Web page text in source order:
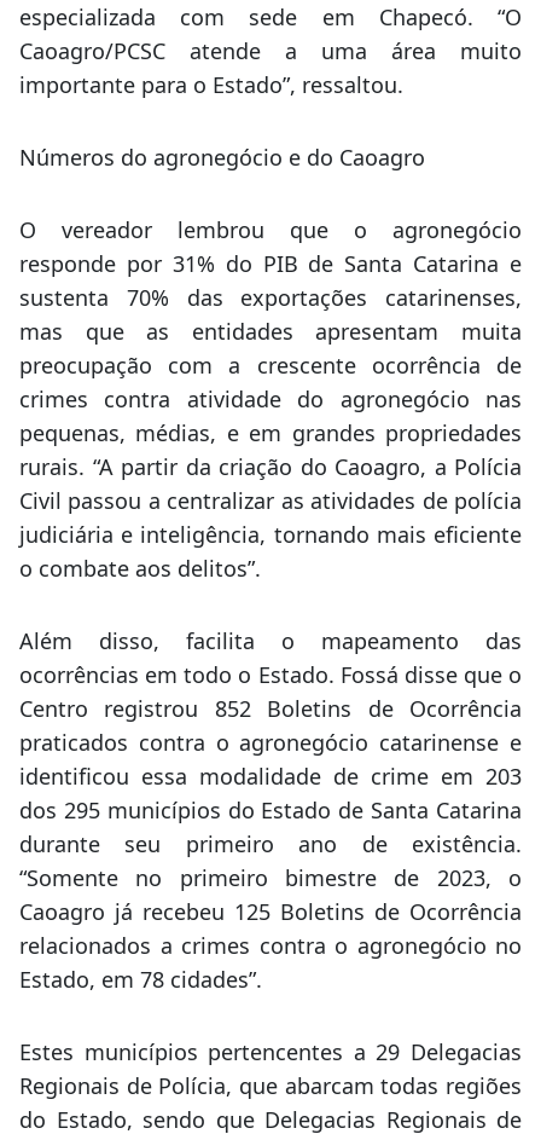
especializada com sede em Chapecó. “O
Caoagro/PCSC atende a uma área muito
importante para o Estado”, ressaltou.
Números do agronegócio e do Caoagro
O vereador lembrou que o agronegócio
responde por 31% do PIB de Santa Catarina e
sustenta 70% das exportações catarinenses,
mas que as entidades apresentam muita
preocupação com a crescente ocorrência de
crimes contra atividade do agronegócio nas
pequenas, médias, e em grandes propriedades
rurais. “A partir da criação do Caoagro, a Polícia
Civil passou a centralizar as atividades de polícia
judiciária e inteligência, tornando mais eficiente
o combate aos delitos”.
Além disso, facilita o mapeamento das
ocorrências em todo o Estado. Fossá disse que o
Centro registrou 852 Boletins de Ocorrência
praticados contra o agronegócio catarinense e
identificou essa modalidade de crime em 203
dos 295 municípios do Estado de Santa Catarina
durante seu primeiro ano de existência.
“Somente no primeiro bimestre de 2023, o
Caoagro já recebeu 125 Boletins de Ocorrência
relacionados a crimes contra o agronegócio no
Estado, em 78 cidades”.
Estes municípios pertencentes a 29 Delegacias
Regionais de Polícia, que abarcam todas regiões
do Estado, sendo que Delegacias Regionais de